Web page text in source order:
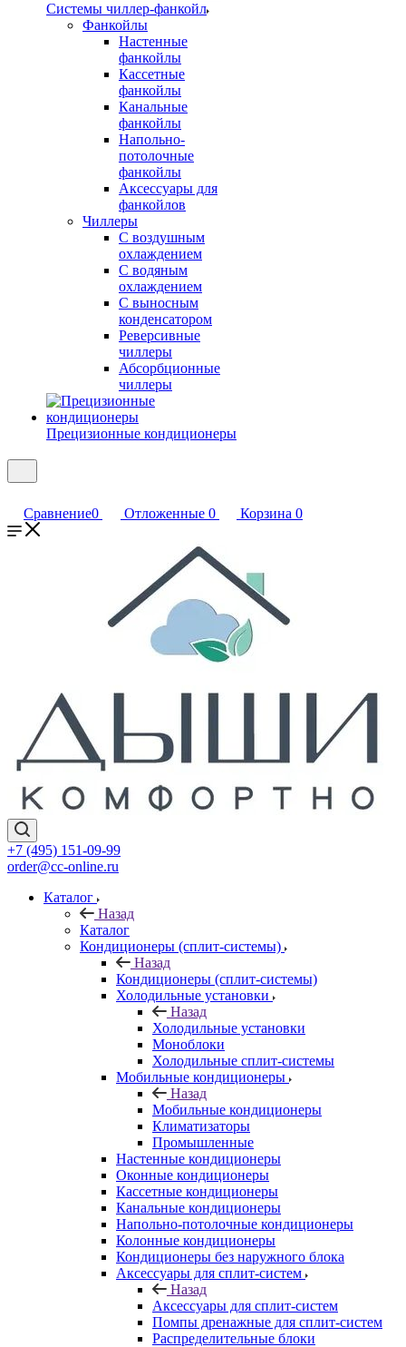
Системы чиллер-фанкойл
Фанкойлы
Настенные
фанкойлы
Кассетные
фанкойлы
Канальные
фанкойлы
Напольно-
потолочные
фанкойлы
Аксессуары для
фанкойлов
Чиллеры
С воздушным
охлаждением
С водяным
охлаждением
С выносным
конденсатором
Реверсивные
чиллеры
Абсорбционные
чиллеры
Прецизионные кондиционеры
Сравнение0 Отложенные 0 Корзина 0
+7 (495) 151-09-99
order@cc-online.ru
Каталог
Назад
Каталог
Кондиционеры (сплит-системы)
Назад
Кондиционеры (сплит-системы)
Холодильные установки
Назад
Холодильные установки
Моноблоки
Холодильные сплит-системы
Мобильные кондиционеры
Назад
Мобильные кондиционеры
Климатизаторы
Промышленные
Настенные кондиционеры
Оконные кондиционеры
Кассетные кондиционеры
Канальные кондиционеры
Напольно-потолочные кондиционеры
Колонные кондиционеры
Кондиционеры без наружного блока
Аксессуары для сплит-систем
Назад
Аксессуары для сплит-систем
Помпы дренажные для сплит-систем
Распределительные блоки